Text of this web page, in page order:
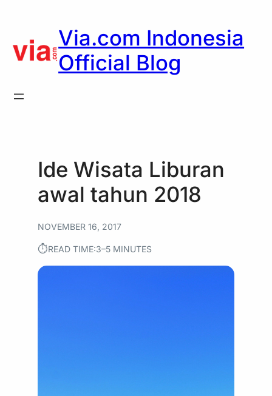
content
Via.com Indonesia
Official Blog
Ide Wisata Liburan
awal tahun 2018
NOVEMBER 16, 2017
⏱︎READ TIME:3–5 MINUTES